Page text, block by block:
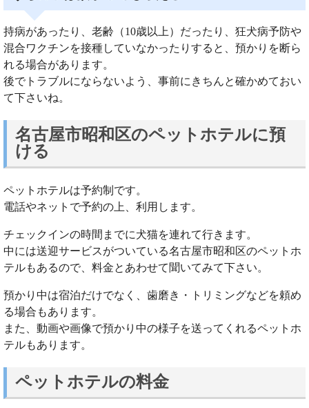
持病があったり、老齢（10歳以上）だったり、狂犬病予防や
混合ワクチンを接種していなかったりすると、預かりを断ら
れる場合があります。
後でトラブルにならないよう、事前にきちんと確かめておい
て下さいね。
名古屋市昭和区のペットホテルに預
ける
ペットホテルは予約制です。
電話やネットで予約の上、利用します。
チェックインの時間までに犬猫を連れて行きます。
中には送迎サービスがついている名古屋市昭和区のペットホ
テルもあるので、料金とあわせて聞いてみて下さい。
預かり中は宿泊だけでなく、歯磨き・トリミングなどを頼め
る場合もあります。
また、動画や画像で預かり中の様子を送ってくれるペットホ
テルもあります。
ペットホテルの料金